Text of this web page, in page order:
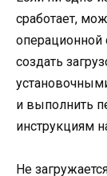
сработает,
операционной
создать
и выполнить
инструкциям
Не